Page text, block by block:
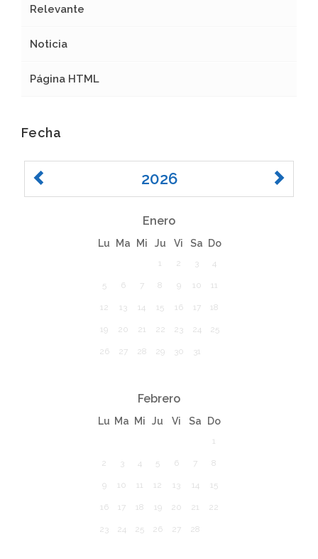
Relevante
Noticia
Página HTML
Fecha
2026
Enero
Lu Ma Mi Ju Vi Sa Do
1 2 3 4
5 6 7 8 9 10 11
12 13 14 15 16 17 18
19 20 21 22 23 24 25
26 27 28 29 30 31
Febrero
Lu Ma Mi Ju Vi Sa Do
1
2 3 4 5 6 7 8
9 10 11 12 13 14 15
16 17 18 19 20 21 22
23 24 25 26 27 28